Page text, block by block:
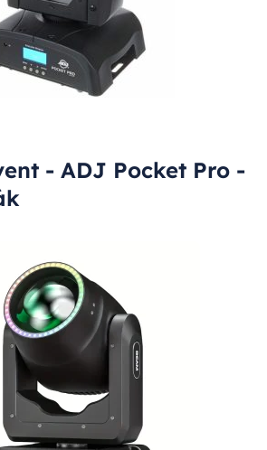
- ADJ Pocket Pro -